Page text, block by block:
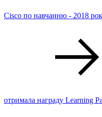
Cisco по навчанню - 2018
отримала награду Learning